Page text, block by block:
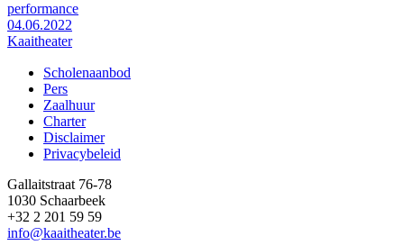
performance
04.06.2022
Kaaitheater
Footer
Scholenaanbod
Pers
Zaalhuur
Charter
Disclaimer
Privacybeleid
Gallaitstraat 76-78
1030 Schaarbeek
+32 2 201 59 59
info@kaaitheater.be